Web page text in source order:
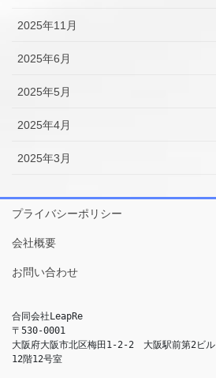
2025年11月
2025年6月
2025年5月
2025年4月
2025年3月
プライバシーポリシー
会社概要
お問い合わせ
合同会社LeapRe
〒530-0001
大阪府大阪市北区梅田1-2-2　大阪駅前第2ビル
12階12号室